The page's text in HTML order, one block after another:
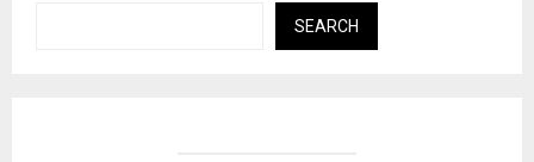
SEARCH